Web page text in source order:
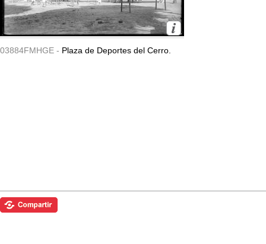
03884FMHGE - Plaza de Deportes del Cerro.